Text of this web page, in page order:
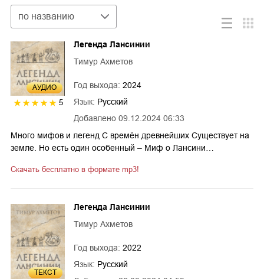
Сортировка
по названию
AУДИО
5
Добавлено 09.12.2024 06:33
Легенда Лансинии
Тимур Ахметов
Год выхода: 2024
Язык: Русский
Много мифов и легенд С времён древнейших Существует на
земле. Но есть один особенный – Миф о Лансини…
Скачать бесплатно в формате mp3!
ТЕКСТ
Легенда Лансинии
Тимур Ахметов
Год выхода: 2022
Язык: Русский